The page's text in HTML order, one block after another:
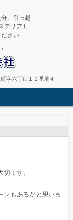
、引っ越
テリア工
ださい
字六丁山１２番地４
です。
ンもあるかと思いま